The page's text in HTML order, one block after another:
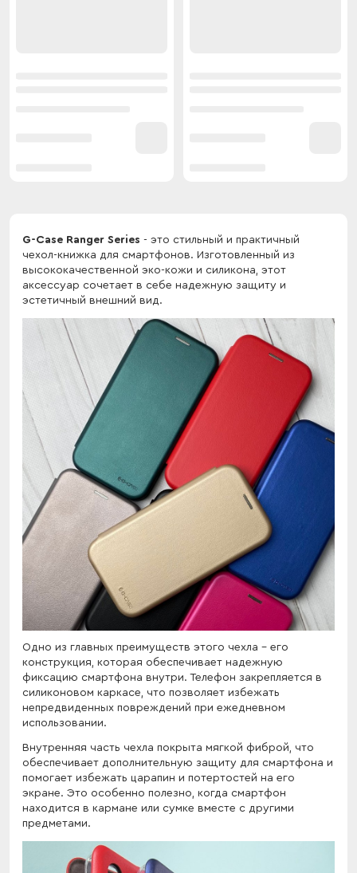
G-Case Ranger Series - это стильный и практичный
чехол-книжка для смартфонов. Изготовленный из
высококачественной эко-кожи и силикона, этот
аксессуар сочетает в себе надежную защиту и
эстетичный внешний вид.
Одно из главных преимуществ этого чехла - его
конструкция, которая обеспечивает надежную
фиксацию смартфона внутри. Телефон закрепляется в
силиконовом каркасе, что позволяет избежать
непредвиденных повреждений при ежедневном
использовании.
Внутренняя часть чехла покрыта мягкой фиброй, что
обеспечивает дополнительную защиту для смартфона и
помогает избежать царапин и потертостей на его
экране. Это особенно полезно, когда смартфон
находится в кармане или сумке вместе с другими
предметами.